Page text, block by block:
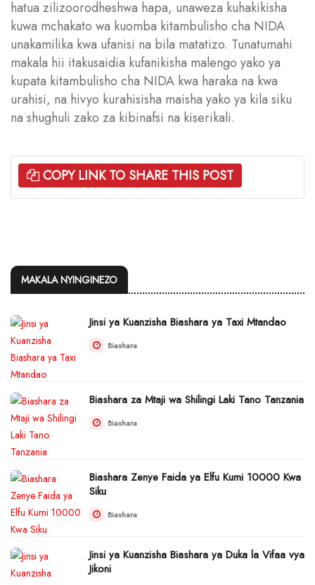
hatua zilizoorodheshwa hapa, unaweza kuhakikisha
kuwa mchakato wa kuomba kitambulisho cha NIDA
unakamilika kwa ufanisi na bila matatizo. Tunatumahi
makala hii itakusaidia kufanikisha malengo yako ya
kupata kitambulisho cha NIDA kwa haraka na kwa
urahisi, na hivyo kurahisisha maisha yako ya kila siku
na shughuli zako za kibinafsi na kiserikali.
COPY LINK TO SHARE THIS POST
MAKALA NYINGINEZO
Jinsi ya Kuanzisha Biashara ya Taxi Mtandao
Biashara
Biashara za Mtaji wa Shilingi Laki Tano Tanzania
Biashara
Biashara Zenye Faida ya Elfu Kumi 10000 Kwa
Siku
Biashara
Jinsi ya Kuanzisha Biashara ya Duka la Vifaa vya
Jikoni